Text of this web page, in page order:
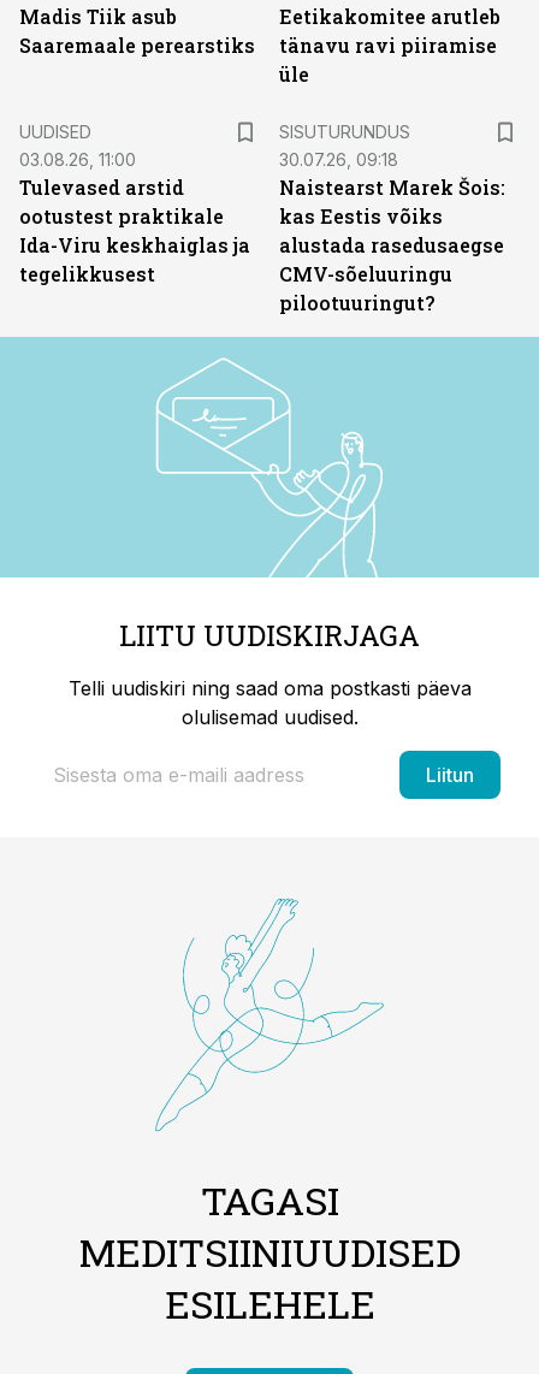
Madis Tiik asub
Saaremaale perearstiks
Eetikakomitee arutleb
tänavu ravi piiramise
üle
UUDISED
03.08.26, 11:00
Tulevased arstid
ootustest praktikale
Ida-Viru keskhaiglas ja
tegelikkusest
SISUTURUNDUS
30.07.26, 09:18
Naistearst Marek Šois:
kas Eestis võiks
alustada rasedusaegse
CMV-sõeluuringu
pilootuuringut?
LIITU UUDISKIRJAGA
Telli uudiskiri ning saad oma postkasti päeva
olulisemad uudised.
Liitun
TAGASI
MEDITSIINIUUDISED
ESILEHELE